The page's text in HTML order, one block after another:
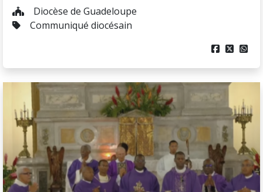
Diocèse de Guadeloupe
Communiqué diocésain
  